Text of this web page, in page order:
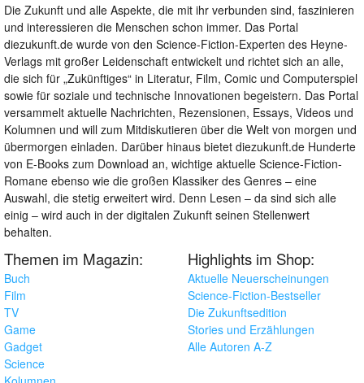
Die Zukunft und alle Aspekte, die mit ihr verbunden sind, faszinieren
und interessieren die Menschen schon immer. Das Portal
diezukunft.de wurde von den Science-Fiction-Experten des Heyne-
Verlags mit großer Leidenschaft entwickelt und richtet sich an alle,
die sich für „Zukünftiges“ in Literatur, Film, Comic und Computerspiel
sowie für soziale und technische Innovationen begeistern. Das Portal
versammelt aktuelle Nachrichten, Rezensionen, Essays, Videos und
Kolumnen und will zum Mitdiskutieren über die Welt von morgen und
übermorgen einladen. Darüber hinaus bietet diezukunft.de Hunderte
von E-Books zum Download an, wichtige aktuelle Science-Fiction-
Romane ebenso wie die großen Klassiker des Genres – eine
Auswahl, die stetig erweitert wird. Denn Lesen – da sind sich alle
einig – wird auch in der digitalen Zukunft seinen Stellenwert
behalten.
Themen im Magazin:
Buch
Film
TV
Game
Gadget
Science
Highlights im Shop:
Aktuelle Neuerscheinungen
Science-Fiction-Bestseller
Die Zukunftsedition
Stories und Erzählungen
Alle Autoren A-Z